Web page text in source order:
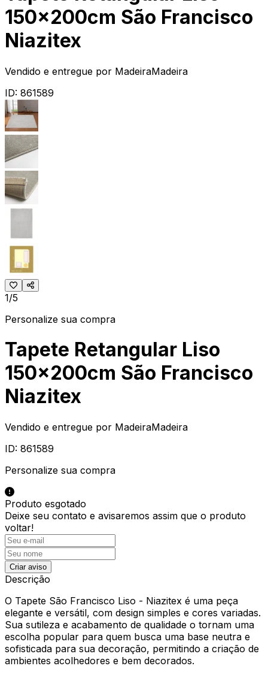
150x200cm São Francisco
Niazitex
Vendido e entregue por MadeiraMadeira
ID: 861589
1/5
Personalize sua compra
Tapete Retangular Liso
150x200cm São Francisco
Niazitex
Vendido e entregue por MadeiraMadeira
ID: 861589
Personalize sua compra
Produto esgotado
Deixe seu contato e avisaremos assim que o produto
voltar!
Criar aviso
Descrição
O Tapete São Francisco Liso - Niazitex é uma peça
elegante e versátil, com design simples e cores variadas.
Sua sutileza e acabamento de qualidade o tornam uma
escolha popular para quem busca uma base neutra e
sofisticada para sua decoração, permitindo a criação de
ambientes acolhedores e bem decorados.